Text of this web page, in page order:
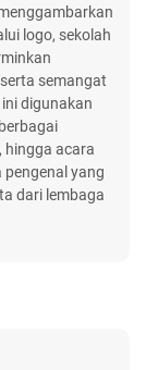
logo, sekolah
semangat
digunakan
hingga acara
pengenal yang
dari lembaga